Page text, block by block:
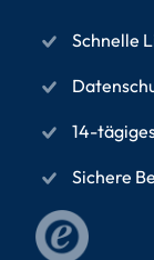
Schnelle
14-
Sichere